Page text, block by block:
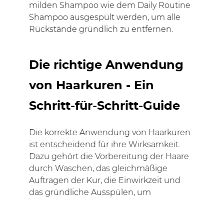
milden Shampoo wie dem Daily Routine
Shampoo ausgespült werden, um alle
Rückstände gründlich zu entfernen.
Die richtige Anwendung
von Haarkuren - Ein
Schritt-für-Schritt-Guide
Die korrekte Anwendung von Haarkuren
ist entscheidend für ihre Wirksamkeit.
Dazu gehört die Vorbereitung der Haare
durch Waschen, das gleichmäßige
Auftragen der Kur, die Einwirkzeit und
das gründliche Ausspülen, um